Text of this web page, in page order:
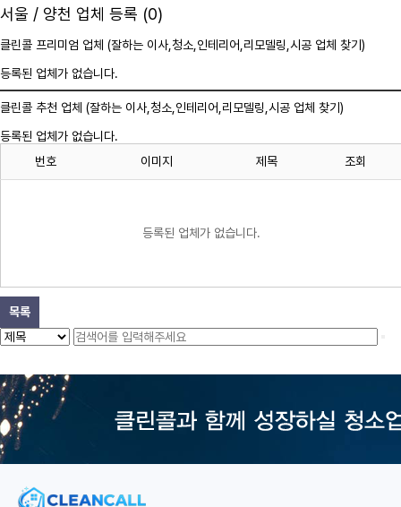
서울 / 양천 업체 등록 (0)
클린콜 프리미엄 업체 (잘하는 이사, 청소 ,인테리어,리모델링,시공 업체 찾기)
등록된 업체가 없습니다.
클린콜 추천 업체 (잘하는 이사, 청소 ,인테리어,리모델링,시공 업체 찾기)
등록된 업체가 없습니다.
번호
이미지 제목 조회
등록된 업체가 없습니다.
목록